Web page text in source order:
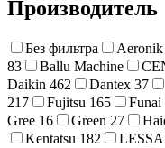
Производитель
Без фильтра Aeronik
83
Ballu Machine
Daikin 462 Dantex 37
217
Fujitsu 165 Funai
Gree 16 Green 27
Kentatsu 182